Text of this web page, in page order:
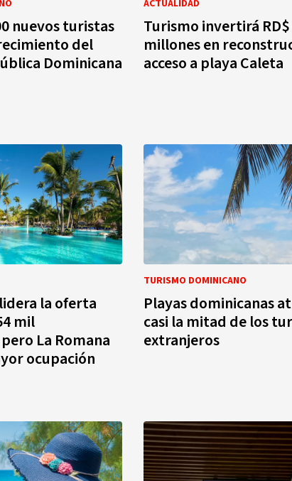
nuevos turistas
del
Dominicana
ACTUALIDAD
Turismo invertirá
millones en
acceso a playa Caleta
la oferta
mil
La Romana
ocupación
TURISMO DOMINICANO
Playas dominicanas
casi la mitad de los
extranjeros